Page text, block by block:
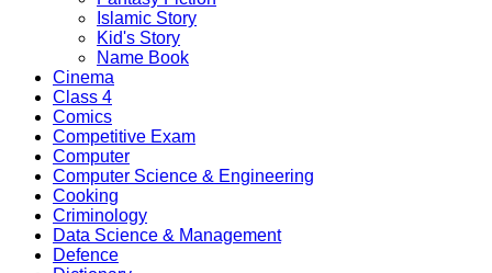
Islamic Story
Kid's Story
Name Book
Cinema
Class 4
Comics
Competitive Exam
Computer
Computer Science & Engineering
Cooking
Criminology
Data Science & Management
Defence